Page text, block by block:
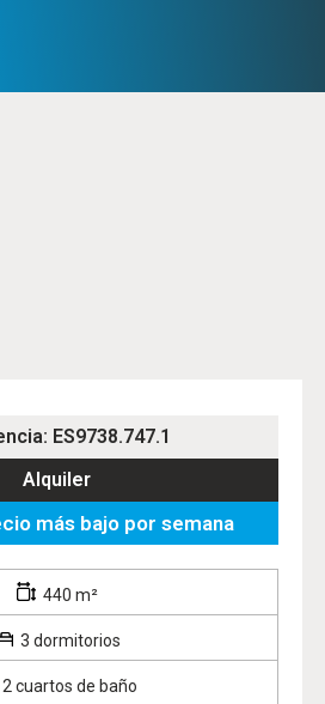
ES9738.747.1
Alquiler
más bajo por semana
440 m²
3 dormitorios
2 cuartos de baño